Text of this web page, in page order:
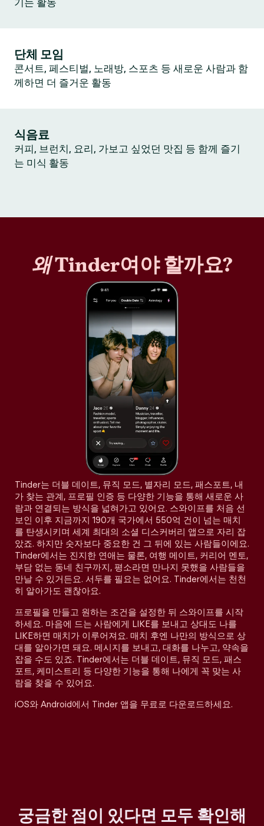
기는 활동
단체 모임
콘서트, 페스티벌, 노래방, 스포츠 등 새로운 사람과 함
께하면 더 즐거운 활동
식음료
커피, 브런치, 요리, 가보고 싶었던 맛집 등 함께 즐기
는 미식 활동
왜Tinder여야 할까요?
Tinder는 더블 데이트, 뮤직 모드, 별자리 모드, 패스포트, 내
가 찾는 관계, 프로필 인증 등 다양한 기능을 통해 새로운 사
람과 연결되는 방식을 넓혀가고 있어요. 스와이프를 처음 선
보인 이후 지금까지 190개 국가에서 550억 건이 넘는 매치
를 탄생시키며 세계 최대의 소셜 디스커버리 앱으로 자리 잡
았죠. 하지만 숫자보다 중요한 건 그 뒤에 있는 사람들이에요.
Tinder에서는 진지한 연애는 물론, 여행 메이트, 커리어 멘토,
부담 없는 동네 친구까지, 평소라면 만나지 못했을 사람들을
만날 수 있거든요. 서두를 필요는 없어요. Tinder에서는 천천
히 알아가도 괜찮아요.
프로필을 만들고 원하는 조건을 설정한 뒤 스와이프를 시작
하세요. 마음에 드는 사람에게 LIKE를 보내고 상대도 나를
LIKE하면 매치가 이루어져요. 매치 후엔 나만의 방식으로 상
대를 알아가면 돼요. 메시지를 보내고, 대화를 나누고, 약속을
잡을 수도 있죠. Tinder에서는 더블 데이트, 뮤직 모드, 패스
포트, 케미스트리 등 다양한 기능을 통해 나에게 꼭 맞는 사
람을 찾을 수 있어요.
iOS와 Android에서 Tinder 앱을 무료로 다운로드하세요.
궁금한 점이 있다면 모두 확인해